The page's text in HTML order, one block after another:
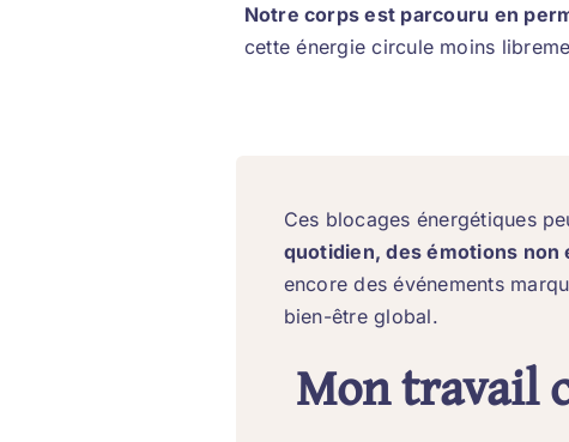
Notre corps est parcouru en
cette énergie circule moins
Ces blocages énergétiques
quotidien, des émotions
encore des événements
bien-être global.
Mon travail